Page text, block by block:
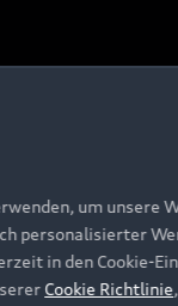
um unsere
personalisierter
in den Cookie-
Cookie Richtlinie